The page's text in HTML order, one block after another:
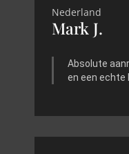
Nederland
Mark J.
Absolute
en een echte